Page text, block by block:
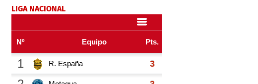
LIGA NACIONAL